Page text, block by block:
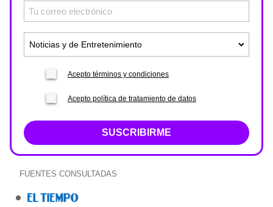
Acepto términos y condiciones
Acepto política de tratamiento de datos
SUSCRIBIRME
FUENTES CONSULTADAS